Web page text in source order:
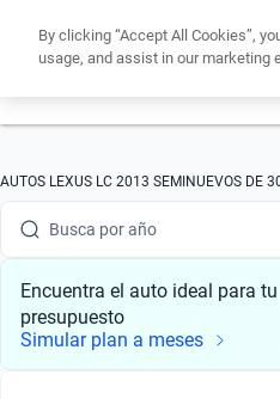
AUTOS LEXUS LC 2013 SEMINUEVOS DE
Busca por marca
Busca por modelo
Busca por versión
Busca por año
Busca por marca
Busca por modelo
Encuentra el auto ideal para tu
presupuesto
Simular plan a meses
By clicking “Accept All Cookies”,
usage, and assist in our marketing